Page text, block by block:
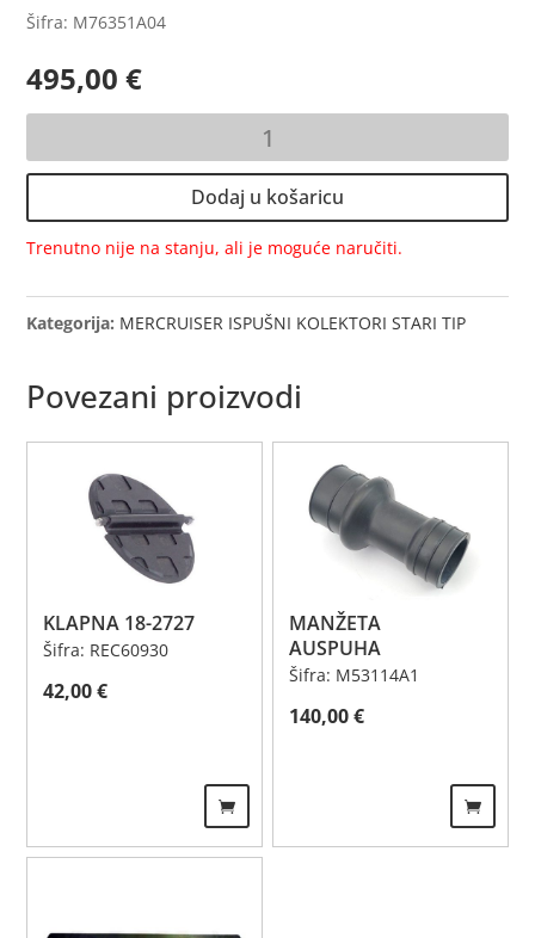
Šifra: M76351A04
495,00€
količina
Dodaj u košaricu
Trenutno nije na stanju, ali je moguće naručiti.
Kategorija: MERCRUISER ISPUŠNI KOLEKTORI STARI TIP
Povezani proizvodi
KLAPNA 18-2727
Šifra: REC60930
42,00€
MANŽETA
AUSPUHA
Šifra: M53114A1
140,00€